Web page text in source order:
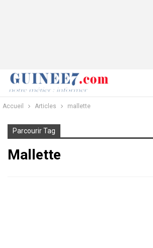
Accueil Articles mallette
Parcourir Tag
Mallette